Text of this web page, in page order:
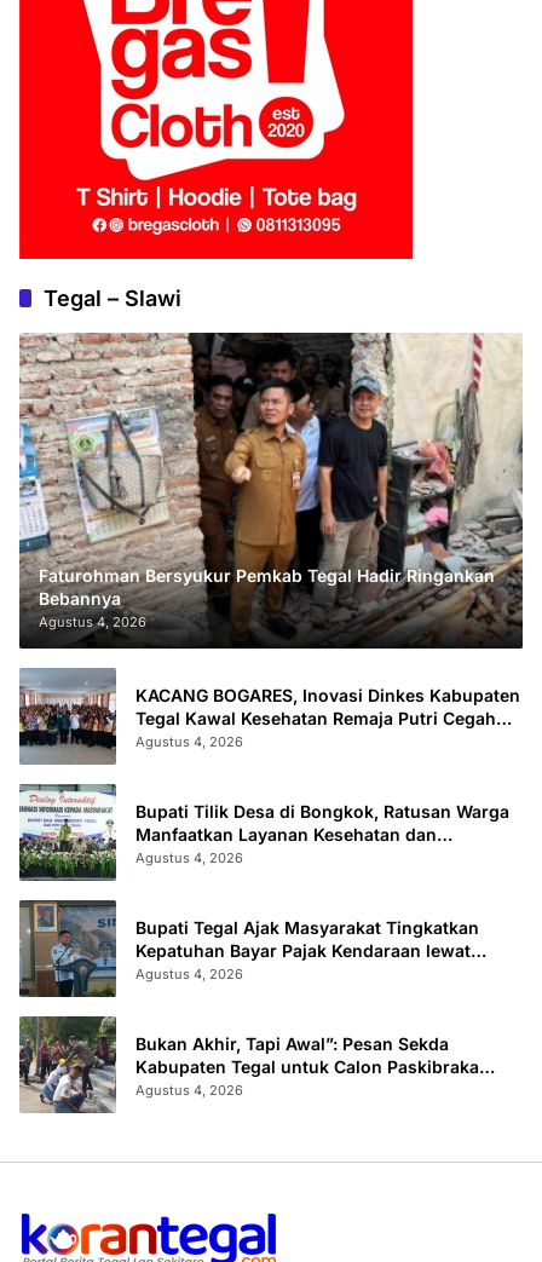
Tegal – Slawi
Faturohman Bersyukur Pemkab Tegal Hadir Ringankan
Bebannya
Agustus 4, 2026
KACANG BOGARES, Inovasi Dinkes Kabupaten
Tegal Kawal Kesehatan Remaja Putri Cegah
Stunting
Agustus 4, 2026
Bupati Tilik Desa di Bongkok, Ratusan Warga
Manfaatkan Layanan Kesehatan dan
Administrasi
Agustus 4, 2026
Bupati Tegal Ajak Masyarakat Tingkatkan
Kepatuhan Bayar Pajak Kendaraan lewat
“TULUS NGOPENI”
Agustus 4, 2026
Bukan Akhir, Tapi Awal”: Pesan Sekda
Kabupaten Tegal untuk Calon Paskibraka
2026
Agustus 4, 2026